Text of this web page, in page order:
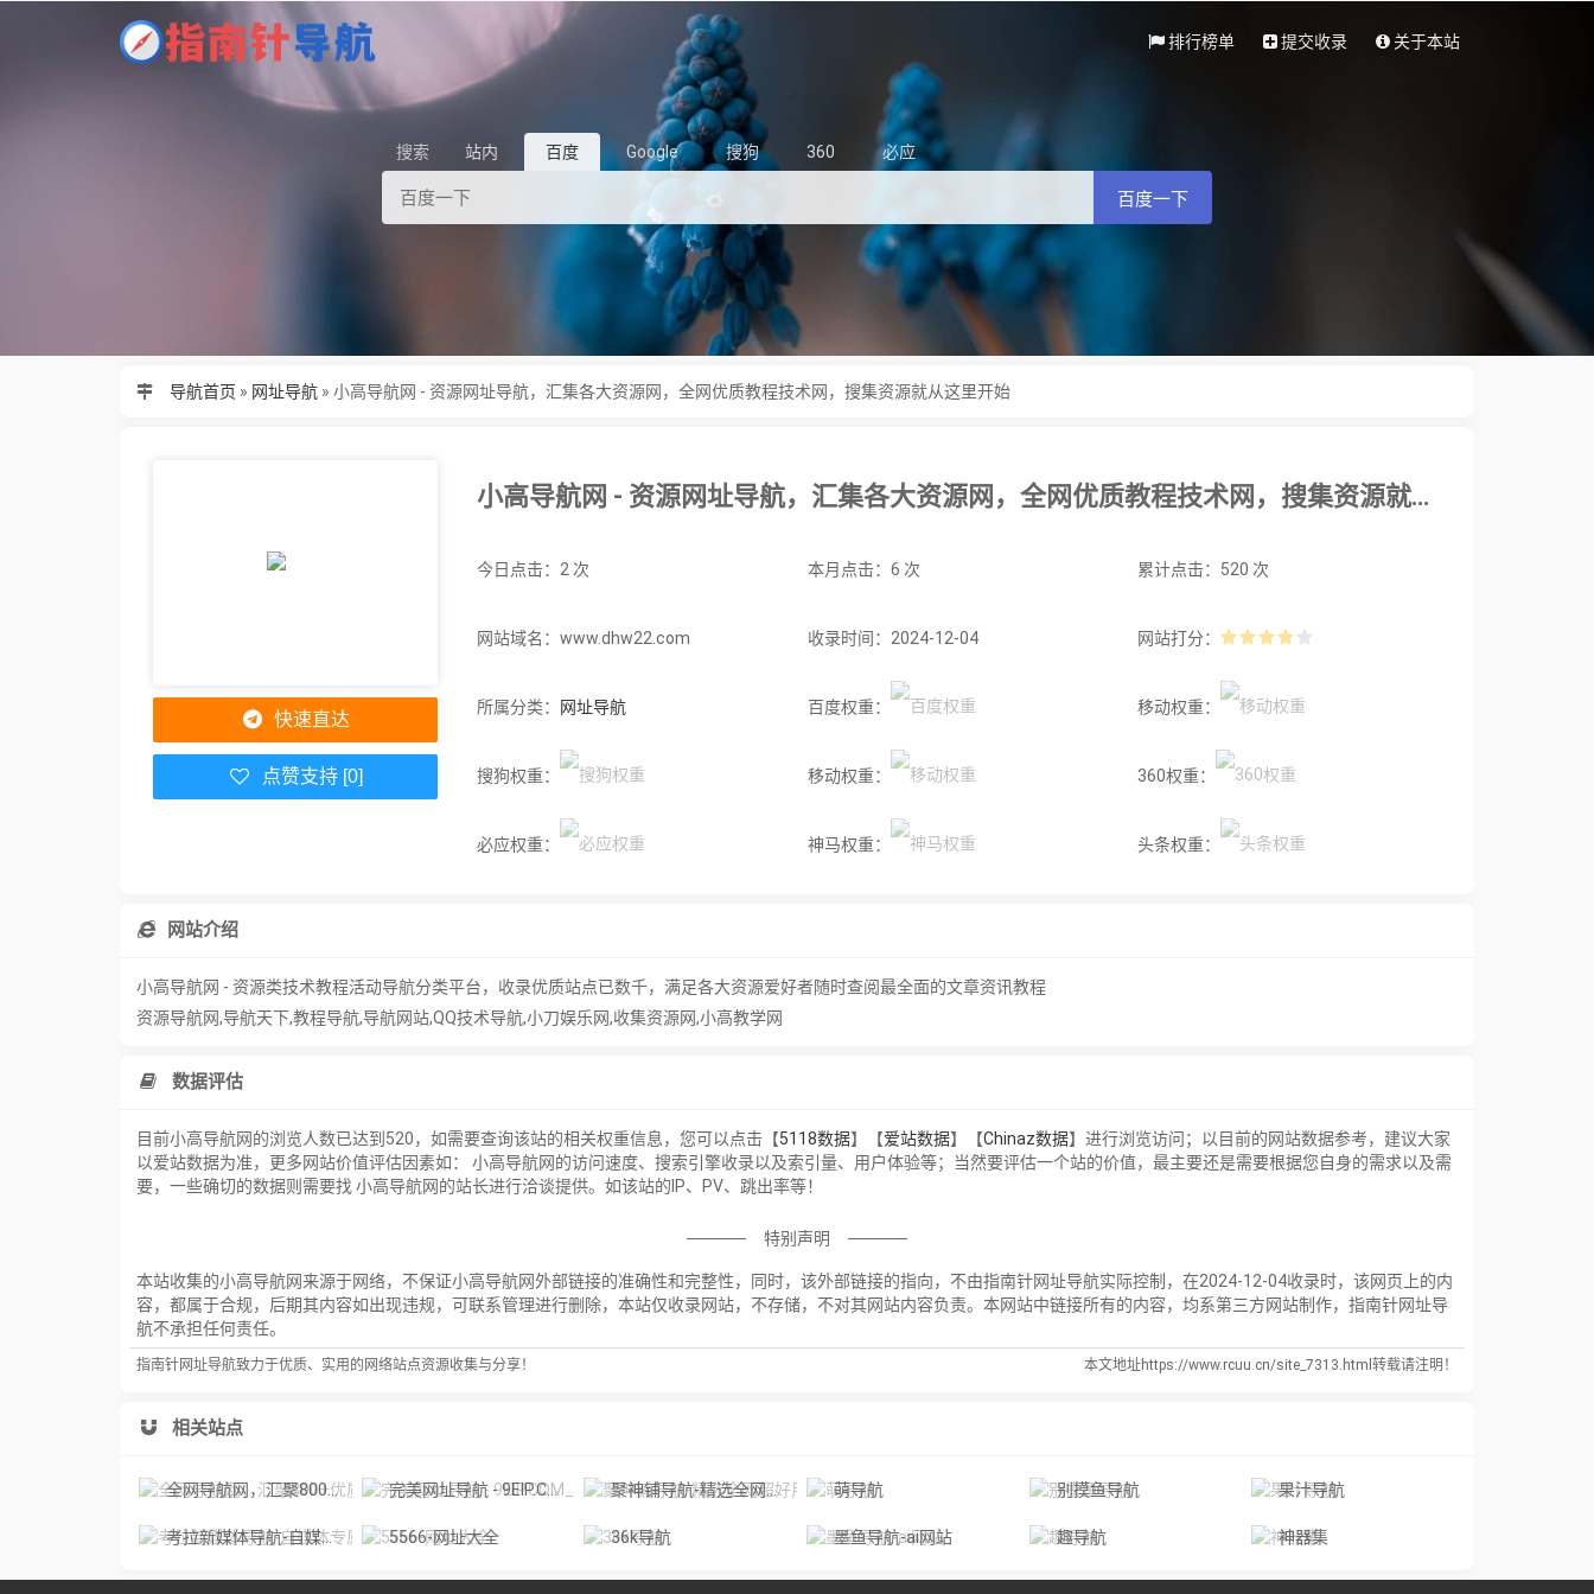
排行榜单 提交收录 关于本站
搜索 站内 百度 Google 搜狗 360 必应
百度一下
导航首页 » 网址导航» 小高导航网 - 资源网址导航，汇集各大资源网，全网优质教程技术网，搜集资源就从这里开始
小高导航网 - 资源网址导航，汇集各大资源网，全网优质教程技术网，搜集资源就从这里开始
今日点击：2 次 本月点击：6 次 累计点击：520 次
网站域名：www.dhw22.com 收录时间：2024-12-04 网站打分：
所属分类： 网址导航 百度权重： 移动权重：
搜狗权重： 移动权重： 360权重：
必应权重： 神马权重： 头条权重：
快速直达
点赞支持 [0]
网站介绍
小高导航网 - 资源类技术教程活动导航分类平台，收录优质站点已数千，满足各大资源爱好者随时查阅最全面的文章资讯教程
资源导航网,导航天下,教程导航,导航网站,QQ技术导航,小刀娱乐网,收集资源网,小高教学网
数据评估
目前小高导航网的浏览人数已达到520，如需要查询该站的相关权重信息，您可以点击【5118数据】【爱站数据】【Chinaz数据】进行浏览访问；以目前的网站数据参考，建议大家
以爱站数据为准，更多网站价值评估因素如： 小高导航网的访问速度、搜索引擎收录以及索引量、用户体验等；当然要评估一个站的价值，最主要还是需要根据您自身的需求以及需
要，一些确切的数据则需要找 小高导航网的站长进行洽谈提供。如该站的IP、PV、跳出率等！
特别声明
本站收集的小高导航网来源于网络，不保证小高导航网外部链接的准确性和完整性，同时，该外部链接的指向，不由指南针网址导航实际控制，在2024-12-04收录时，该网页上的内
容，都属于合规，后期其内容如出现违规，可联系管理进行删除，本站仅收录网站，不存储，不对其网站内容负责。本网站中链接所有的内容，均系第三方网站制作，指南针网址导
航不承担任何责任。
指南针网址导航致力于优质、实用的网络站点资源收集与分享！ 本文地址https://www.rcuu.cn/site_7313.html转载请注明！
相关站点
全网导航网，汇聚800+优质导航网站入口 完美网址导航 - 9EIP.COM_ 好用好玩的宝藏资源分享站 聚神铺导航-精选全网超好用的资源网站 萌导航 别摸鱼导航 果汁导航
考拉新媒体导航-自媒体专属 5566-网址大全 36k导航 墨鱼导航-ai网站 趣导航 神器集